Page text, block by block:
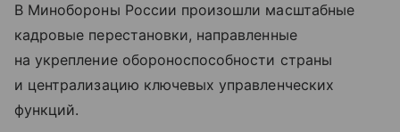
В Минобороны России произошли масштабные
кадровые перестановки, направленные
на укрепление обороноспособности страны
и централизацию ключевых управленческих
функций.